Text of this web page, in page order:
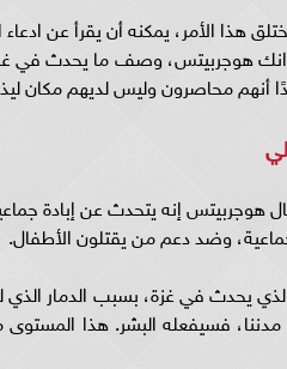
الأمر، يمكنه أن يقرأ عن ادعاء
هوجربيتس، وصف ما يحدث في
محاصرون وليس لديهم مكان
هوجربيتس إنه يتحدث عن إبادة
وضد دعم من يقتلون الأطفال.
الذي يحدث في غزة، بسبب الدمار
مدننا، فسيفعله البشر. هذا